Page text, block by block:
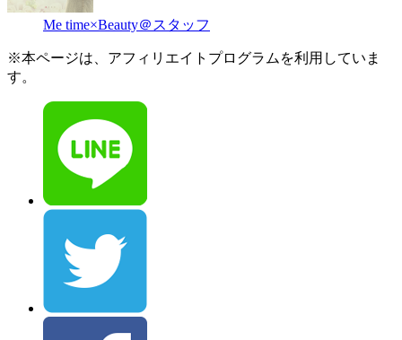
Me time×Beauty＠スタッフ
※本ページは、アフィリエイトプログラムを利用していま
す。